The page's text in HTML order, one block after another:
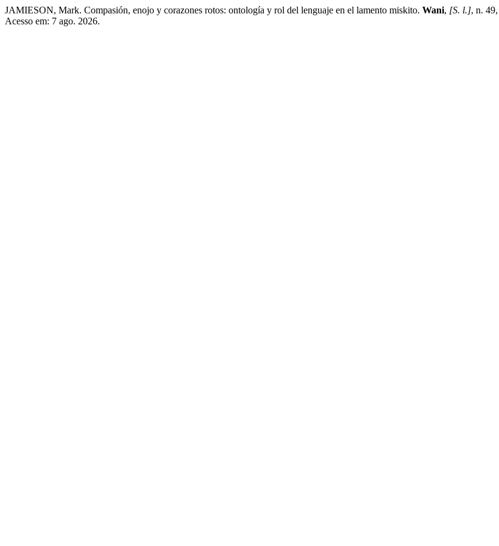
JAMIESON, Mark. Compasión, enojo y corazones rotos: ontología y rol del lenguaje en el lamento miskito. Wani, [S. l.], n.
Acesso em: 7 ago. 2026.